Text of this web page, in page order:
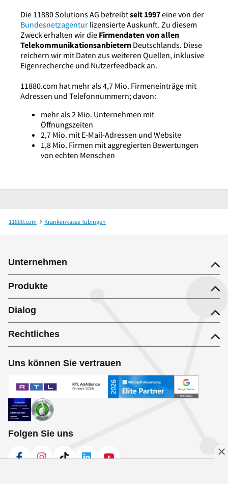
Die 11880 Solutions AG betreibtseit 1997eine von der
Bundesnetzagentur lizensierte Auskunft. Zu diesem
Zweck erhalten wir die Firmendaten von allen
Telekommunikationsanbietern Deutschlands. Diese
reichern wir mit Daten aus weiteren Quellen, inklusive
Eigenrecherche und Nutzerfeedback an.
11880.com hat mehr als 4,7 Mio. Firmeneinträge mit
Adressen und Telefonnummern; davon:
mehr als 2 Mio. Unternehmen mit
Öffnungszeiten
2,7 Mio. mit E-Mail-Adressen und Website
1,8 Mio. Firmen mit aggregierten Bewertungen
von echten Menschen
11880.com
Krankenkasse Tübingen
Unternehmen
Produkte
Dialog
Rechtliches
Uns können Sie vertrauen
Folgen Sie uns